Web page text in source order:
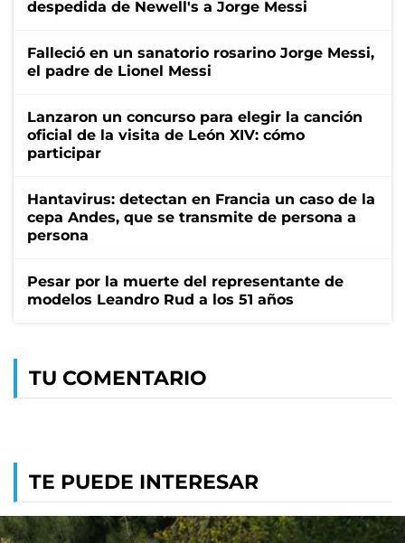
despedida de Newell's a Jorge Messi
Falleció en un sanatorio rosarino Jorge Messi,
el padre de Lionel Messi
Lanzaron un concurso para elegir la canción
oficial de la visita de León XIV: cómo
participar
Hantavirus: detectan en Francia un caso de la
cepa Andes, que se transmite de persona a
persona
Pesar por la muerte del representante de
modelos Leandro Rud a los 51 años
TU COMENTARIO
TE PUEDE INTERESAR